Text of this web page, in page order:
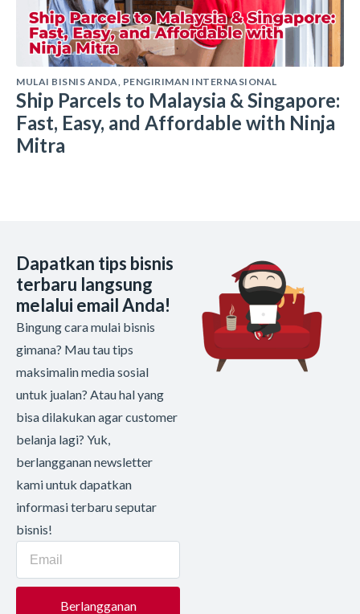
MULAI BISNIS ANDA, PENGIRIMAN INTERNASIONAL
Ship Parcels to Malaysia & Singapore:
Fast, Easy, and Affordable with Ninja
Mitra
Dapatkan tips bisnis
terbaru langsung
melalui email Anda!
Bingung cara mulai bisnis
gimana? Mau tau tips
maksimalin media sosial
untuk jualan? Atau hal yang
bisa dilakukan agar customer
belanja lagi? Yuk,
berlangganan newsletter
kami untuk dapatkan
informasi terbaru seputar
bisnis!
Berlangganan